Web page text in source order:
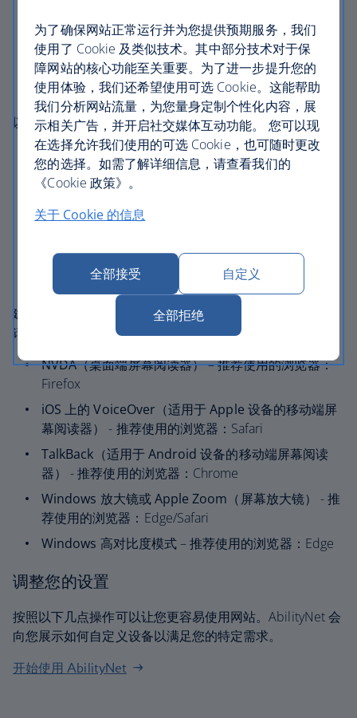
可操作 – 我们的网站支持使用键盘和辅助技术进行访
问
可理解– 网站导航路径清晰，内容结构统一
稳健– 兼容屏幕阅读器与现代浏览器
以下是无障碍功能示例：
屏幕阅读器兼容性
键盘导航支持
可调整文本大小和响应式布局
清晰标题与导航结构
采用包容性设计流程
建议将浏览器与辅助设备结合使用，确保获得最佳体验。
请使用最新版本的浏览器和辅助设备：
NVDA（桌面端屏幕阅读器）– 推荐使用的浏览器：
Firefox
iOS 上的 VoiceOver（适用于 Apple 设备的移动端屏
幕阅读器）
- 推荐使用的浏览器：Safari
TalkBack（适用于 Android 设备的移动端屏幕阅读
器）
- 推荐使用的浏览器：Chrome
Windows 放大镜或 Apple Zoom（屏幕放大镜）
- 推
荐使用的浏览器：Edge/Safari
Windows 高对比度模式– 推荐使用的浏览器：Edge
调整您的设置
按照以下几点操作可以让您更容易使用网站。AbilityNet 会
向您展示如何自定义设备以满足您的特定需求。
开始使用 AbilityNet
为了确保网站正常运行并为您提供预期服务，我们
使用了 Cookie 及类似技术。其中部分技术对于保
障网站的核心功能至关重要。为了进一步提升您的
使用体验，我们还希望使用可选 Cookie。这能帮助
我们分析网站流量，为您量身定制个性化内容，展
示相关广告，并开启社交媒体互动功能。 您可以现
在选择允许我们使用的可选 Cookie，也可随时更改
您的选择。如需了解详细信息，请查看我们的
《Cookie 政策》。
关于 Cookie 的信息
全部接受 自定义
全部拒绝